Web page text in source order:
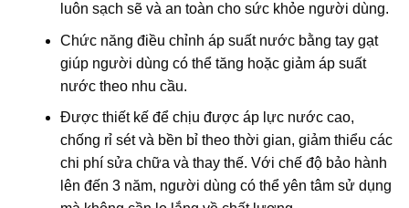
luôn sạch sẽ và an toàn cho sức khỏe người dùng.
Chức năng điều chỉnh áp suất nước bằng tay gạt
giúp người dùng có thể tăng hoặc giảm áp suất
nước theo nhu cầu.
Được thiết kế để chịu được áp lực nước cao,
chống rỉ sét và bền bỉ theo thời gian, giảm thiểu các
chi phí sửa chữa và thay thế. Với chế độ bảo hành
lên đến 3 năm, người dùng có thể yên tâm sử dụng